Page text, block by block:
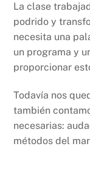
La clase
podrido y
necesita una
un programa y
proporcionar
Todavía nos
también
necesarias:
métodos del